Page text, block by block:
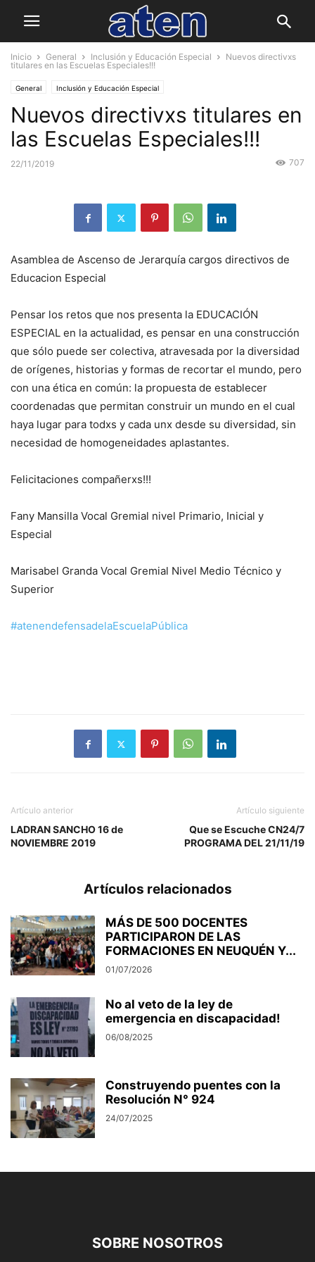
Inicio General Inclusión y Educación Especial
Nuevos directivxs
titulares en las Escuelas Especiales!!!
General Inclusión y Educación Especial
Nuevos directivxs titulares en
las Escuelas Especiales!!!
22/11/2019 707
Asamblea de Ascenso de Jerarquía cargos directivos de
Educacion Especial
Pensar los retos que nos presenta la EDUCACIÓN
ESPECIAL en la actualidad, es pensar en una construcción
que sólo puede ser colectiva, atravesada por la diversidad
de orígenes, historias y formas de recortar el mundo, pero
con una ética en común: la propuesta de establecer
coordenadas que permitan construir un mundo en el cual
haya lugar para todxs y cada unx desde su diversidad, sin
necesidad de homogeneidades aplastantes.
Felicitaciones compañerxs!!!
Fany Mansilla Vocal Gremial nivel Primario, Inicial y
Especial
Marisabel Granda Vocal Gremial Nivel Medio Técnico y
Superior
#atenendefensadelaEscuelaPública
Artículo anterior
LADRAN SANCHO 16 de
NOVIEMBRE 2019
Artículo siguiente
Que se Escuche CN24/7
PROGRAMA DEL 21/11/19
Artículos relacionados
MÁS DE 500 DOCENTES
PARTICIPARON DE LAS
FORMACIONES EN NEUQUÉN Y...
01/07/2026
No al veto de la ley de
emergencia en discapacidad!
06/08/2025
Construyendo puentes con la
Resolución N° 924
24/07/2025
SOBRE NOSOTROS